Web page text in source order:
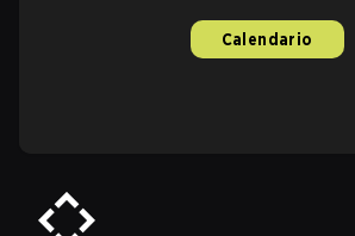
Calendario